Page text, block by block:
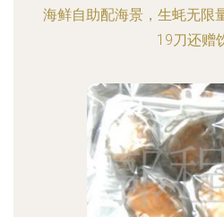
海鲜自助配海景，生蚝无限
19刀还赠